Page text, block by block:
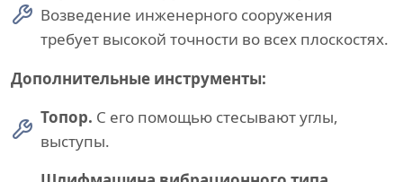
Возведение инженерного сооружения
требует высокой точности во всех плоскостях.
Дополнительные инструменты:
Топор. С его помощью стесывают углы,
выступы.